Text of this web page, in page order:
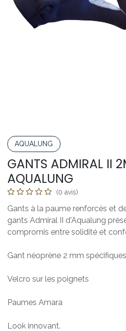
AQUALUNG
GANTS ADMIRAL II
AQUALUNG
(0 avis)
Gants à la paume renforcés et
gants Admiral II d'Aqualung
compromis entre solidité et
Gant néoprène 2 mm
Velcro sur les poignets
Paumes Amara
Look innovant.